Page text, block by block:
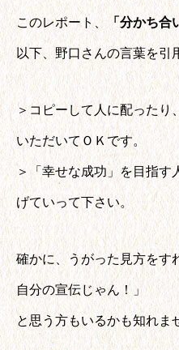
このレポート、 「分かち合
以下、野口さんの言葉を引
＞コピーして人に配ったり
いただいてＯＫです。
＞「幸せな成功」を目指す
げていって下さい。
確かに、うがった見方をす
自分の宣伝じゃん！」
と思う方もいるかも知れま